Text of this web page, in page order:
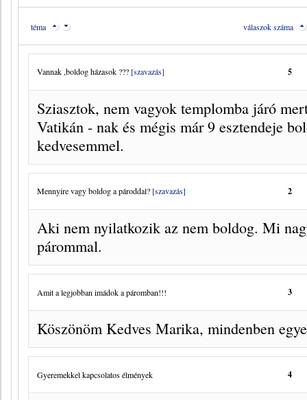
téma válaszok száma
Vannak ,boldog házasok ??? [szavazás] 5
Sziasztok, nem vagyok templomba járó
Vatikán - nak és mégis már 9 esztendeje
kedvesemmel.
Mennyire vagy boldog a pároddal? [szavazás] 2
Aki nem nyilatkozik az nem boldog. Mi
párommal.
Amit a legjobban imádok a páromban!!! 3
Köszönöm Kedves Marika, mindenben
Gyeremekkel kapcsolatos élmények 4